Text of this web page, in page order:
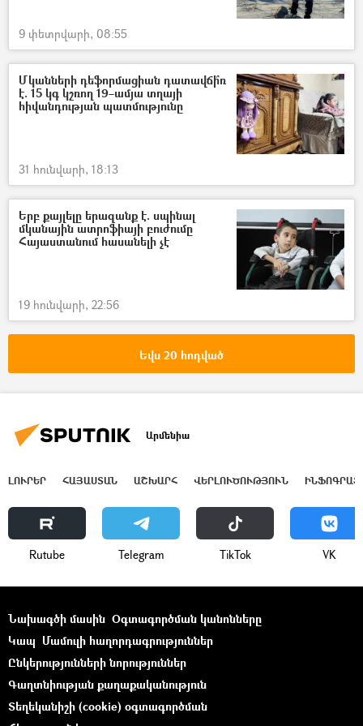
9 փետրվարի, 08:55
Մկանների դեֆորմացիան դատավճի՞ռ
է. 15 կգ կշռող 19–ամյա տղայի
հիվանդության պատմությունը
31 հունվարի, 18:13
Երբ քայլելը երազանք է. սպինալ
մկանային ատրոֆիայի բուժումը
Հայաստանում հասանելի չէ
19 հունվարի, 22:56
Եվս 20 հոդված
Արմենիա
ԼՈՒՐԵՐ ՀԱՅԱՍՏԱՆ ԱՇԽԱՐՀ ՎԵՐԼՈՒԾՈՒԹՅՈՒՆ
Rutube Telegram ТikТоk VK
Նախագծի մասին Օգտագործման կանոնները
Կապ Մամուլի հաղորդագրություններ
Ընկերությունների նորություններ
Գաղտնիության քաղաքականություն
Տեղեկանիշի (cookie) օգտագործման